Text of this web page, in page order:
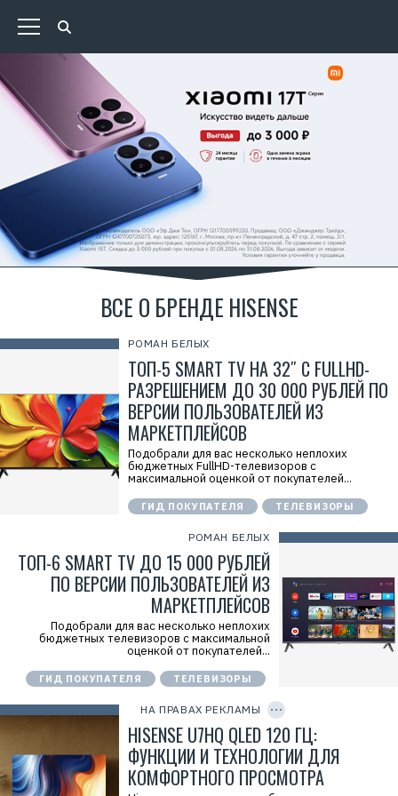
ВСЕ О БРЕНДЕ HISENSE
РОМАН БЕЛЫХ
ТОП-5 SMART TV НА 32″ С FULLHD-
РАЗРЕШЕНИЕМ ДО 30 000 РУБЛЕЙ ПО
ВЕРСИИ ПОЛЬЗОВАТЕЛЕЙ ИЗ
МАРКЕТПЛЕЙСОВ
Подобрали для вас несколько неплохих
бюджетных FullHD-телевизоров с
максимальной оценкой от покупателей...
ГИД ПОКУПАТЕЛЯ ТЕЛЕВИЗОРЫ
РОМАН БЕЛЫХ
ТОП-6 SMART TV ДО 15 000 РУБЛЕЙ
ПО ВЕРСИИ ПОЛЬЗОВАТЕЛЕЙ ИЗ
МАРКЕТПЛЕЙСОВ
Подобрали для вас несколько неплохих
бюджетных телевизоров с максимальной
оценкой от покупателей...
ГИД ПОКУПАТЕЛЯ ТЕЛЕВИЗОРЫ
НА ПРАВАХ РЕКЛАМЫ
Р
а
м
а
.
E
d
=
L
t
C
K
Z
q
Р
к
л
а
м
е
л
ь
:
О
О
Y
I
HISENSE U7HQ QLED 120 ГЦ:
ФУНКЦИИ И ТЕХНОЛОГИИ ДЛЯ
КОМФОРТНОГО ПРОСМОТРА